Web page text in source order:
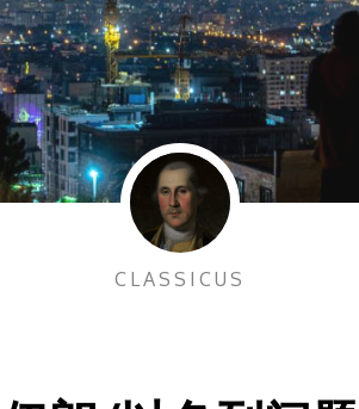
CLASSICUS